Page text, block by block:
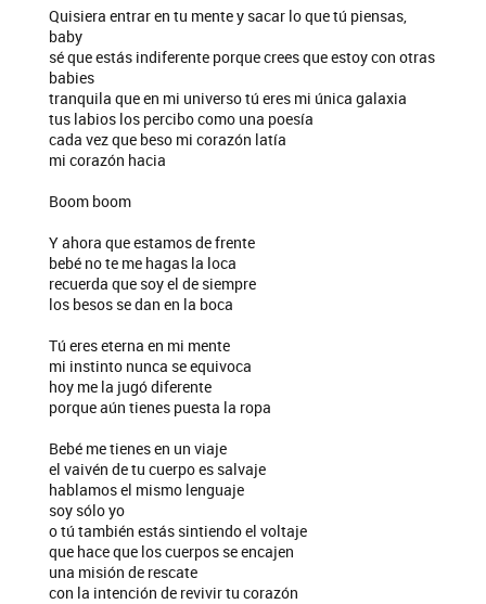
Quisiera entrar en tu mente y sacar lo que tú piensas,
baby
sé que estás indiferente porque crees que estoy con otras
babies
tranquila que en mi universo tú eres mi única galaxia
tus labios los percibo como una poesía
cada vez que beso mi corazón latía
mi corazón hacia
Boom boom
Y ahora que estamos de frente
bebé no te me hagas la loca
recuerda que soy el de siempre
los besos se dan en la boca
Tú eres eterna en mi mente
mi instinto nunca se equivoca
hoy me la jugó diferente
porque aún tienes puesta la ropa
Bebé me tienes en un viaje
el vaivén de tu cuerpo es salvaje
hablamos el mismo lenguaje
soy sólo yo
o tú también estás sintiendo el voltaje
que hace que los cuerpos se encajen
una misión de rescate
con la intención de revivir tu corazón